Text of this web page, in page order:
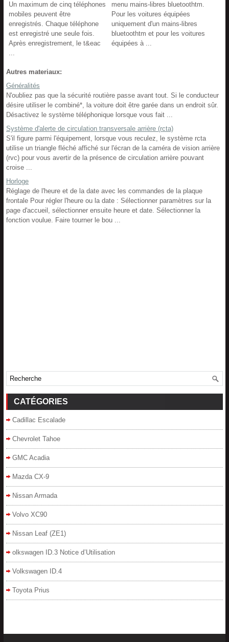
Un maximum de cinq téléphones
mobiles peuvent être
enregistrés. Chaque téléphone
est enregistré une seule fois.
Après enregistrement, le t&eac
...
menu mains-libres bluetoothtm.
Pour les voitures équipées
uniquement d'un mains-libres
bluetoothtm et pour les voitures
équipées à ...
Autres materiaux:
Généralités
N'oubliez pas que la sécurité routière passe avant tout. Si le conducteur
désire utiliser le combiné*, la voiture doit être garée dans un endroit sûr.
Désactivez le système téléphonique lorsque vous fait ...
Système d'alerte de circulation transversale arrière (rcta)
S'il figure parmi l'équipement, lorsque vous reculez, le système rcta
utilise un triangle fléché affiché sur l'écran de la caméra de vision arrière
(rvc) pour vous avertir de la présence de circulation arrière pouvant
croise ...
Horloge
Réglage de l'heure et de la date avec les commandes de la plaque
frontale Pour régler l'heure ou la date : Sélectionner paramètres sur la
page d'accueil, sélectionner ensuite heure et date. Sélectionner la
fonction voulue. Faire tourner le bou ...
CATÉGORIES
Cadillac Escalade
Chevrolet Tahoe
GMC Acadia
Mazda CX-9
Nissan Armada
Volvo XC90
Nissan Leaf (ZE1)
olkswagen ID.3 Notice d’Utilisation
Volkswagen ID.4
Toyota Prius